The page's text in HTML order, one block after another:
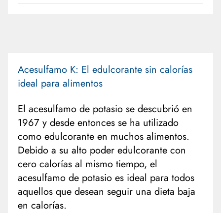
Acesulfamo K: El edulcorante sin calorías
ideal para alimentos
El acesulfamo de potasio se descubrió en
1967 y desde entonces se ha utilizado
como edulcorante en muchos alimentos.
Debido a su alto poder edulcorante con
cero calorías al mismo tiempo, el
acesulfamo de potasio es ideal para todos
aquellos que desean seguir una dieta baja
en calorías.